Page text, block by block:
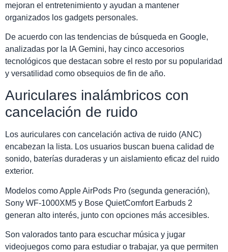
mejoran el entretenimiento y ayudan a mantener
organizados los gadgets personales.
De acuerdo con las tendencias de búsqueda en Google,
analizadas por la IA Gemini, hay cinco accesorios
tecnológicos que destacan sobre el resto por su popularidad
y versatilidad como obsequios de fin de año.
Auriculares inalámbricos con
cancelación de ruido
Los auriculares con cancelación activa de ruido (ANC)
encabezan la lista. Los usuarios buscan buena calidad de
sonido, baterías duraderas y un aislamiento eficaz del ruido
exterior.
Modelos como Apple AirPods Pro (segunda generación),
Sony WF-1000XM5 y Bose QuietComfort Earbuds 2
generan alto interés, junto con opciones más accesibles.
Son valorados tanto para escuchar música y jugar
videojuegos como para estudiar o trabajar, ya que permiten